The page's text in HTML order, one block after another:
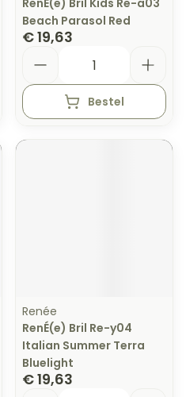
RenÉ(e) Bril Kids Re-a03
Beach Parasol Red
€ 19,63
Bestel
Renée
RenÉ(e) Bril Re-y04
Italian Summer Terra
Bluelight
€ 19,63